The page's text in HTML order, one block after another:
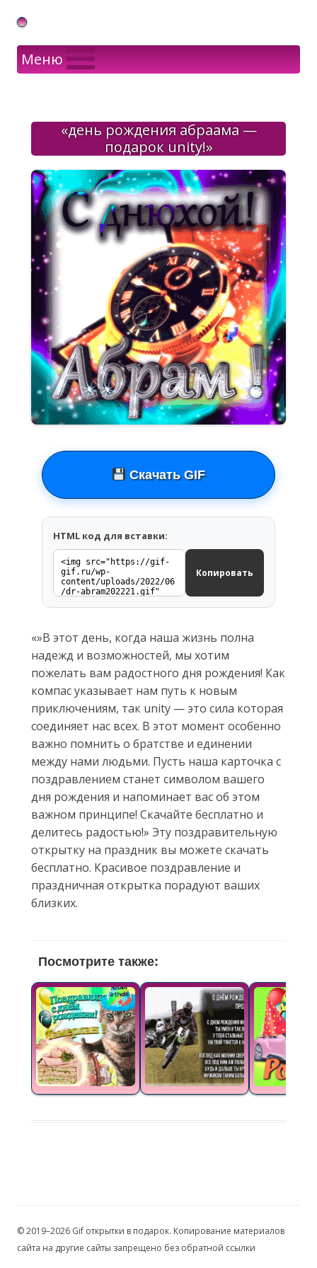
Gif Открытки в подарок
Меню
«день рождения абраама —
подарок unity!»
Скачать GIF
HTML код для вставки:
Копировать
«»В этот день, когда наша жизнь полна
надежд и возможностей, мы хотим
пожелать вам радостного дня рождения! Как
компас указывает нам путь к новым
приключениям, так unity — это сила которая
соединяет нас всех. В этот момент особенно
важно помнить о братстве и единении
между нами людьми. Пусть наша карточка с
поздравлением станет символом вашего
дня рождения и напоминает вас об этом
важном принципе! Скачайте бесплатно и
делитесь радостью!» Эту поздравительную
открытку на праздник вы можете скачать
бесплатно. Красивое поздравление и
праздничная открытка порадуют ваших
близких.
Посмотрите также:
© 2019–2026 Gif открытки в подарок. Копирование материалов
сайта на другие сайты запрещено без обратной ссылки